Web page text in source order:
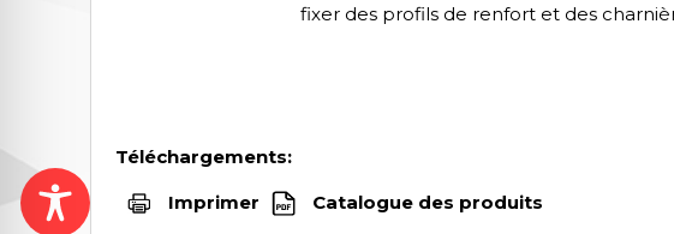
fixer des profils de renfort et des
Téléchargements:
Imprimer
Catalogue des produits